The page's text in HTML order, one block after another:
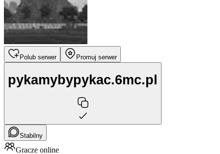
Polub serwer Promuj serwer
pykamybypykac.6mc.pl
Stabilny
Gracze online